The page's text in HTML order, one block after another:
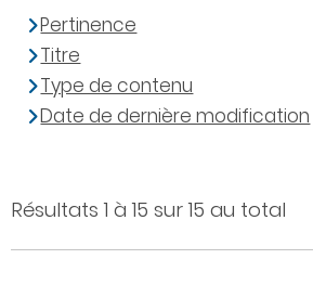
Résultats 1 à 15 sur 15 au total
Pertinence
Titre
Type de contenu
Date de dernière modification